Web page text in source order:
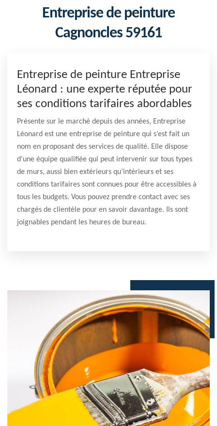
Entreprise de peinture
Cagnoncles 59161
Entreprise de peinture Entreprise
Léonard : une experte réputée pour
ses conditions tarifaires abordables
Présente sur le marché depuis des années, Entreprise
Léonard est une entreprise de peinture qui s’est fait un
nom en proposant des services de qualité. Elle dispose
d’une équipe qualifiée qui peut intervenir sur tous types
de murs, aussi bien extérieurs qu’intérieurs et ses
conditions tarifaires sont connues pour être accessibles à
tous les budgets. Vous pouvez prendre contact avec ses
chargés de clientèle pour en savoir davantage. Ils sont
joignables pendant les heures de bureau.